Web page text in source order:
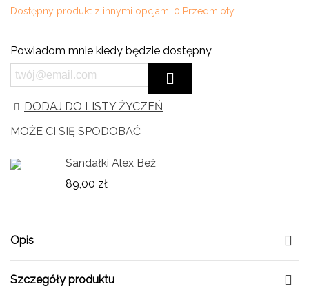
Dostępny produkt z innymi opcjami 0 Przedmioty
Powiadom mnie kiedy będzie dostępny
DODAJ DO LISTY ŻYCZEŃ
MOŻE CI SIĘ SPODOBAĆ
Sandałki Alex Beż
89,00 zł
Opis
Szczegóły produktu